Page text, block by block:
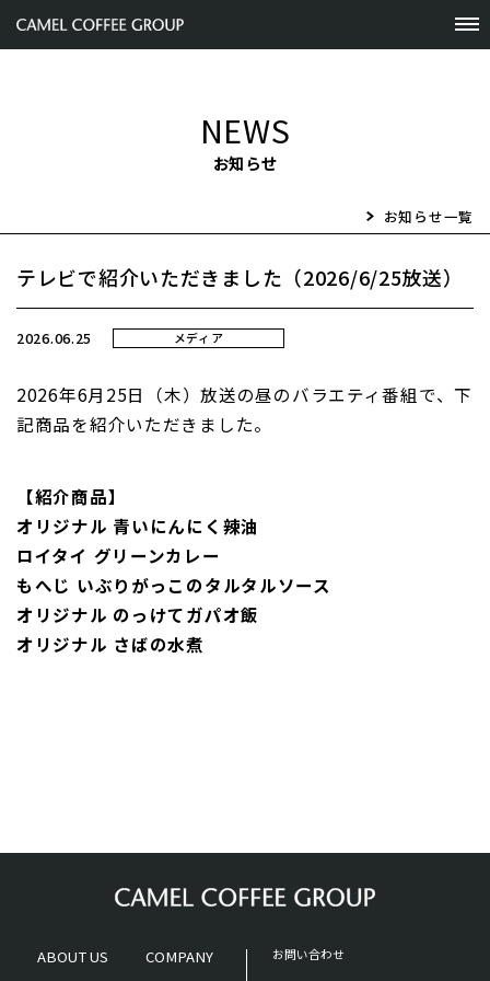
NEWS
お知らせ
お知らせ一覧
テレビで紹介いただきました（2026/6/25放送）
2026.06.25 メディア
2026年6月25日（木）放送の昼のバラエティ番組で、下
記商品を紹介いただきました。
【紹介商品】
オリジナル 青いにんにく辣油
ロイタイ グリーンカレー
もへじ いぶりがっこのタルタルソース
オリジナル のっけてガパオ飯
オリジナル さばの水煮
ABOUT US COMPANY
お問い合わせ